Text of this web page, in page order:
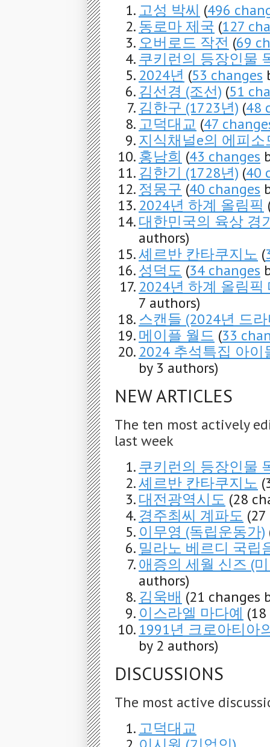
고성 박씨 (496
동로마 제국 (127
오버로드 작전 (69
쿠키런의 등장인물
2024년 (53 changes
김선경 (조선) (51
김한구 (1723년) (48
고덕대교 (47
지식채널e의 에피소
홍남희 (43 changes
김한기 (1728년) (40
정몽구 (40 changes
2024년 하계 올림픽
대한민국의 육상 경
authors)
셰르반 칸타쿠지노 (
성덕도 (34 changes
2024년 하계 올림
7 authors)
스캔들 (2024년 드
메이플 월드 (33
2024 추석특집 아
by 3 authors)
NEW ARTICLES
The ten most actively
last week
쿠키런의 등장인물
셰르반 칸타쿠지노
대전광역시도 (28
경주최씨 계파도
이무영 (독립운동가)
밀라노 베르디 국립
애증의 세월 신즈 (
authors)
김욱배 (21 changes
이스라엘 마다예
1991년 크로아티아
by 2 authors)
DISCUSSIONS
The most active
고덕대교